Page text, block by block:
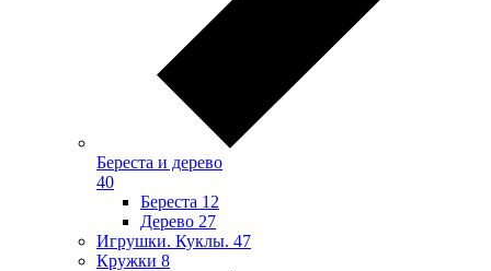
Береста и дерево
40
Береста 12
Дерево 27
Игрушки. Куклы. 47
Кружки 8